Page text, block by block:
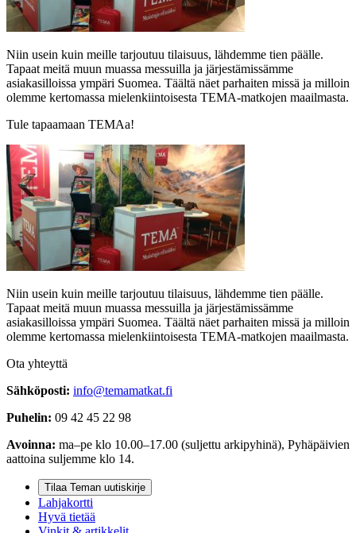
Niin usein kuin meille tarjoutuu tilaisuus, lähdemme tien päälle.
Tapaat meitä muun muassa messuilla ja järjestämissämme
asiakasilloissa ympäri Suomea. Täältä näet parhaiten missä ja milloin
olemme kertomassa mielenkiintoisesta TEMA-matkojen maailmasta.
Tule tapaamaan TEMAa!
Niin usein kuin meille tarjoutuu tilaisuus, lähdemme tien päälle.
Tapaat meitä muun muassa messuilla ja järjestämissämme
asiakasilloissa ympäri Suomea. Täältä näet parhaiten missä ja milloin
olemme kertomassa mielenkiintoisesta TEMA-matkojen maailmasta.
Ota yhteyttä
Sähköposti: info@temamatkat.fi
Puhelin: 09 42 45 22 98
Avoinna: ma–pe klo 10.00–17.00 (suljettu arkipyhinä), Pyhäpäivien
aattoina suljemme klo 14.
Tilaa Teman uutiskirje
Lahjakortti
Hyvä tietää